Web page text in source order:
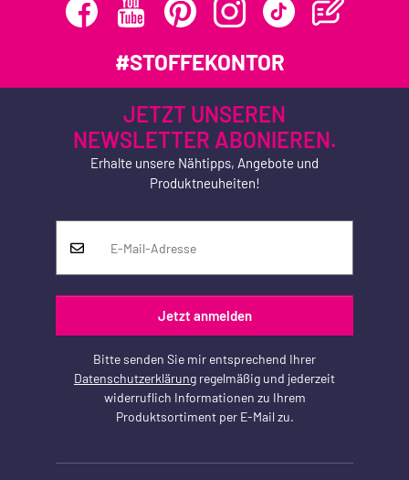
#STOFFEKONTOR
JETZT UNSEREN
NEWSLETTER ABONIEREN.
Erhalte unsere Nähtipps, Angebote und
Produktneuheiten!
Jetzt anmelden
Bitte senden Sie mir entsprechend Ihrer
Datenschutzerklärung regelmäßig und jederzeit
widerruflich Informationen zu Ihrem
Produktsortiment per E-Mail zu.